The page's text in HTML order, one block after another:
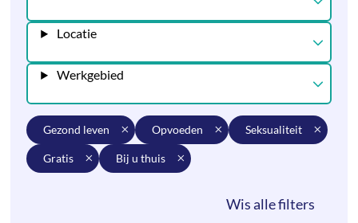
Locatie
Werkgebied
gezond leven opvoeden seksualiteit
gratis bij u thuis